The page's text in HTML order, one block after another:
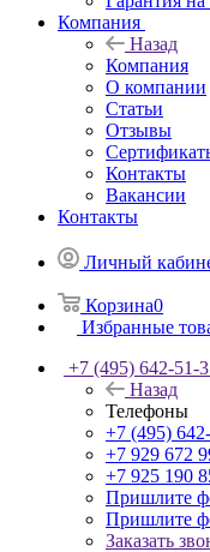
Компания
Назад
Компания
О компании
Статьи
Отзывы
Контакты
Вакансии
Контакты
Личный
Корзина0
Избранные
+7 (495) 642-51-
Назад
Телефоны
+7 (495)
+7 929 672
+7 925 190
Пришлите
Пришлите
Заказать